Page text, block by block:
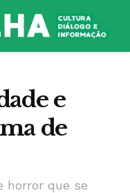
e
de
horror que se